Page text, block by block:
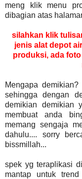
meng klik menu
dibagian atas
silahkan klik
jenis alat depot
produksi, ada
Mengapa
sehingga dengan
demikian demikian
membuat anda
memang sengaja
dahulu.... sorry
bissmillah...
spek yg teraplikasi
mantap untuk